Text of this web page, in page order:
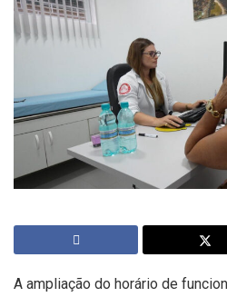
A ampliação do horário de